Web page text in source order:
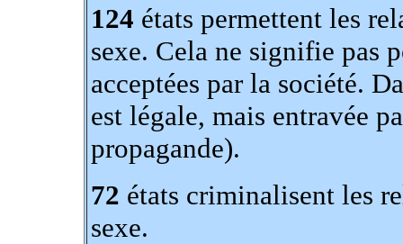
124 états permettent les
sexe. Cela ne signifie pas
acceptées par la société.
est légale, mais entravée
propagande).
72 états criminalisent les
sexe.